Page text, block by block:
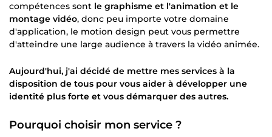
compétences sont le graphisme et l'animation et le
montage vidéo, donc peu importe votre domaine
d'application, le motion design peut vous permettre
d'atteindre une large audience à travers la vidéo animée.
Aujourd'hui, j'ai décidé de mettre mes services à la
disposition de tous pour vous aider à développer une
identité plus forte et vous démarquer des autres.
Pourquoi choisir mon service ?